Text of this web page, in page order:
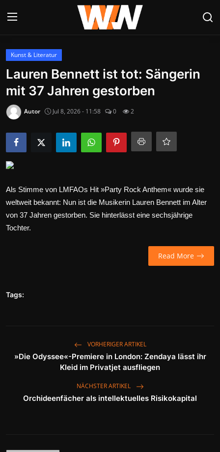
Anmelden
Datenschutzerklärung
Contact
Kultur & Unterhaltung
Lifestyle & Gesellschaft
Sport & Freizeit
Tech & IT-Security
Wirtschaft
Kunst & Literatur
Lauren Bennett ist tot: Sängerin
mit 37 Jahren gestorben
Autor Jul 8, 2026 - 11:58 0 2
Als Stimme von LMFAOs Hit »Party Rock Anthem« wurde sie
weltweit bekannt: Nun ist die Musikerin Lauren Bennett im Alter
von 37 Jahren gestorben. Sie hinterlässt eine sechsjährige
Tochter.
Read More
Tags:
VORHERIGER ARTIKEL
»Die Odyssee«-Premiere in London: Zendaya lässt ihr
Kleid im Privatjet ausfliegen
NÄCHSTER ARTIKEL
Orchideenfächer als intellektuelles Risikokapital